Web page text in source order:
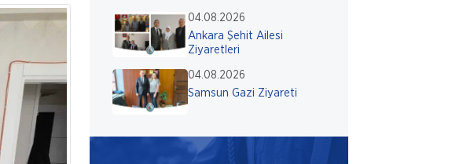
04.08.2026
Ankara Şehit Ailesi
Ziyaretleri
04.08.2026
Samsun Gazi Ziyareti